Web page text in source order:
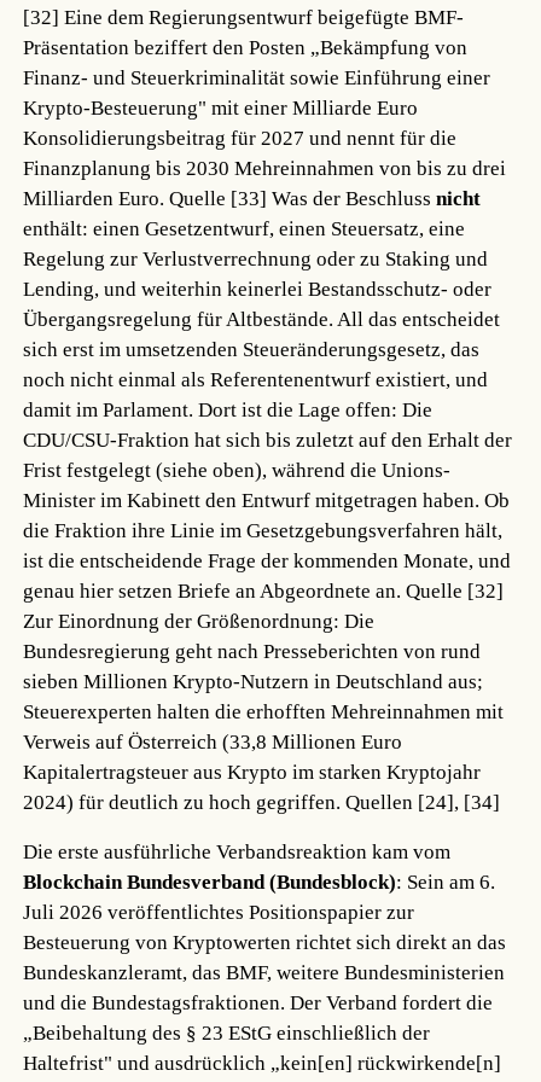
[32] Eine dem Regierungsentwurf beigefügte BMF-
Präsentation beziffert den Posten „Bekämpfung von
Finanz- und Steuerkriminalität sowie Einführung einer
Krypto-Besteuerung" mit einer Milliarde Euro
Konsolidierungsbeitrag für 2027 und nennt für die
Finanzplanung bis 2030 Mehreinnahmen von bis zu drei
Milliarden Euro.Quelle [33] Was der Beschlussnicht
enthält: einen Gesetzentwurf, einen Steuersatz, eine
Regelung zur Verlustverrechnung oder zu Staking und
Lending, und weiterhin keinerlei Bestandsschutz- oder
Übergangsregelung für Altbestände. All das entscheidet
sich erst im umsetzenden Steueränderungsgesetz, das
noch nicht einmal als Referentenentwurf existiert, und
damit im Parlament. Dort ist die Lage offen: Die
CDU/CSU-Fraktion hat sich bis zuletzt auf den Erhalt der
Frist festgelegt (siehe oben), während die Unions-
Minister im Kabinett den Entwurf mitgetragen haben. Ob
die Fraktion ihre Linie im Gesetzgebungsverfahren hält,
ist die entscheidende Frage der kommenden Monate, und
genau hier setzen Briefe an Abgeordnete an.Quelle [32]
Zur Einordnung der Größenordnung: Die
Bundesregierung geht nach Presseberichten von rund
sieben Millionen Krypto-Nutzern in Deutschland aus;
Steuerexperten halten die erhofften Mehreinnahmen mit
Verweis auf Österreich (33,8 Millionen Euro
Kapitalertragsteuer aus Krypto im starken Kryptojahr
2024) für deutlich zu hoch gegriffen.Quellen [24], [34]
Die erste ausführliche Verbandsreaktion kam vom
Blockchain Bundesverband (Bundesblock): Sein am 6.
Juli 2026 veröffentlichtes Positionspapier zur
Besteuerung von Kryptowerten richtet sich direkt an das
Bundeskanzleramt, das BMF, weitere Bundesministerien
und die Bundestagsfraktionen. Der Verband fordert die
„Beibehaltung des § 23 EStG einschließlich der
Haltefrist" und ausdrücklich „kein[en] rückwirkende[n]